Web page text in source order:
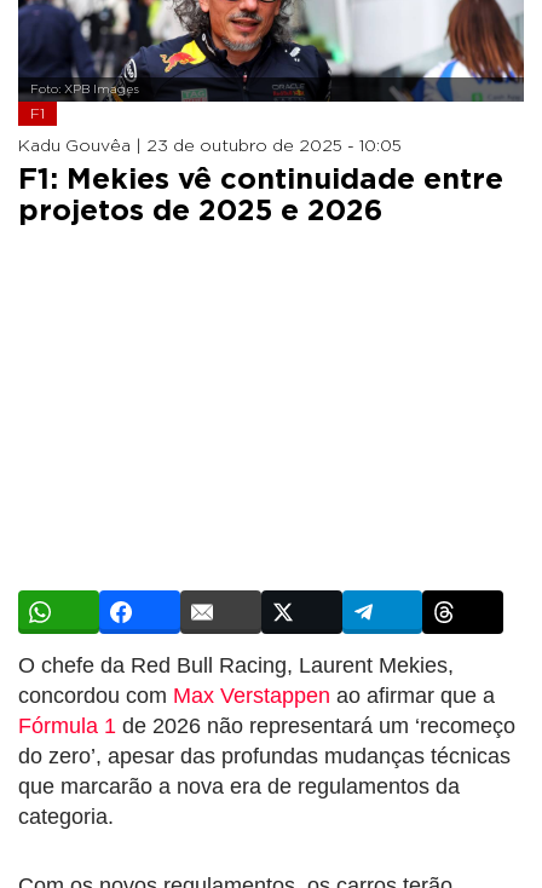
Foto: XPB Images
F1
Kadu Gouvêa | 23 de outubro de 2025 - 10:05
F1: Mekies vê continuidade entre
projetos de 2025 e 2026
O chefe da Red Bull Racing, Laurent Mekies,
concordou com Max Verstappen ao afirmar que a
Fórmula 1 de 2026 não representará um ‘recomeço
do zero’, apesar das profundas mudanças técnicas
que marcarão a nova era de regulamentos da
categoria.